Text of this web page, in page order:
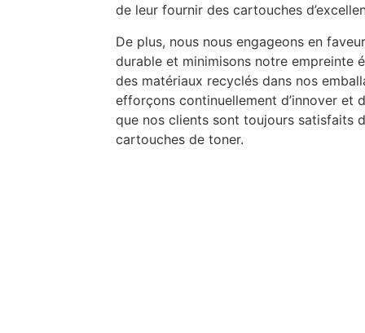
de leur fournir des cartouches
De plus, nous nous engageons en
durable et minimisons notre empreinte
des matériaux recyclés dans nos
efforçons continuellement d’innover et
que nos clients sont toujours satisfaits
cartouches de toner.